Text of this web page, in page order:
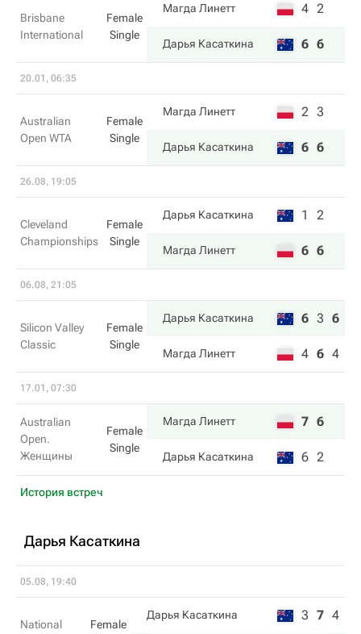
Brisbane
International
Female
Single
Магда Линетт 4 2
Дарья Касаткина 6 6
20.01, 06:35
Australian
Open WTA
Female
Single
Магда Линетт 2 3
Дарья Касаткина 6 6
26.08, 19:05
Cleveland
Championships
Female
Single
Дарья Касаткина 1 2
Магда Линетт 6 6
06.08, 21:05
Silicon Valley
Classic
Female
Single
Дарья Касаткина 6 3 6
Магда Линетт 4 6 4
17.01, 07:30
Australian
Open.
Женщины
Female
Single
Магда Линетт 7 6
Дарья Касаткина 6 2
История встреч
Дарья Касаткина
05.08, 19:40
National
Female
Дарья Касаткина 3 7 4